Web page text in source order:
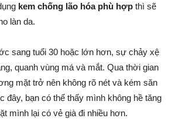
kem chống lão hóa phù hợp thì sẽ
làn da.
sang tuổi 30 hoặc lớn hơn, sự chảy xệ
quanh vùng má và mắt. Qua thời gian
mặt trở nên không rõ nét và kém săn
đây, bạn có thể thấy mình không hề tăng
mình lại có vẻ già đi nhiều hơn.